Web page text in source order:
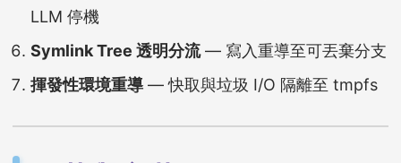
LLM 停機
Symlink Tree 透明分流— 寫入重導至可丟棄分支
揮發性環境重導 — 快取與垃圾 I/O 隔離至 tmpfs